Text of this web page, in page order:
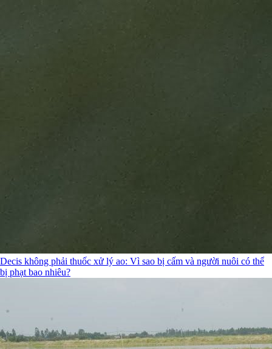
Decis không phải thuốc xử lý ao: Vì sao bị cấm và người nuôi có thể
bị phạt bao nhiêu?